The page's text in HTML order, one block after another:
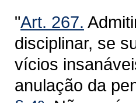
"Art. 267.
disciplinar, se
vícios
anulação da